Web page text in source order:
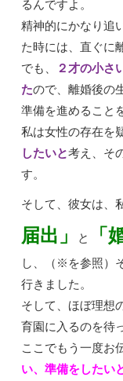
るんですよ。
精神的にかなり追
た時には、直ぐに
でも、
２才の小さ
たので、離婚後の
準備を進めること
私は女性の存在を
したいと考え、そ
す。
そして、彼女は、
届出」
と 「
し、（※を参照）
行きました。
そして、ほぼ理想
育園に入るのを待
ここでもう一度お
い、準備をしたい